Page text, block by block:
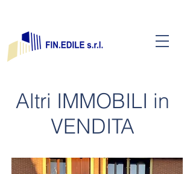
Altri IMMOBILI in
VENDITA